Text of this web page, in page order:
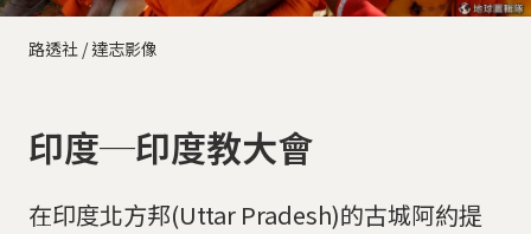
路透社 / 達志影像
印度─印度教大會
在印度北方邦(Uttar Pradesh)的古城阿約提